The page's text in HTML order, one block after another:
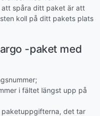
spåra ditt paket är att
koll på ditt pakets plats
-paket med
i fältet längst upp på
paketuppgifterna, det tar